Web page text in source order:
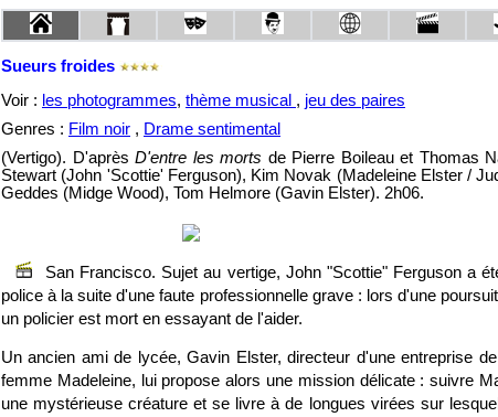
Sueurs froides
Voir : les photogrammes, thème musical , jeu des paires
Genres : Film noir , Drame sentimental
(Vertigo). D'aprèsD'entre les morts de Pierre Boileau et Thomas
Stewart (John 'Scottie' Ferguson), Kim Novak (Madeleine Elster /
Geddes (Midge Wood), Tom Helmore (Gavin Elster). 2h06.
San Francisco. Sujet au vertige, John "Scottie" Ferguson a
police à la suite d'une faute professionnelle grave : lors d'une
un policier est mort en essayant de l'aider.
Un ancien ami de lycée, Gavin Elster, directeur d'une entreprise
femme Madeleine, lui propose alors une mission délicate : suivre
une mystérieuse créature et se livre à de longues virées sur